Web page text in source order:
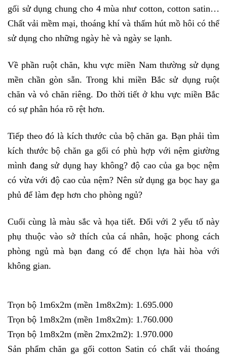
gối sử dụng chung cho 4 mùa như cotton, cotton satin…
Chất vải mềm mại, thoáng khí và thấm hút mồ hôi có thể
sử dụng cho những ngày hè và ngày se lạnh.
Về phần ruột chăn, khu vực miền Nam thường sử dụng
mền chần gòn sẵn. Trong khi miền Bắc sử dụng ruột
chăn và vỏ chăn riêng. Do thời tiết ở khu vực miền Bắc
có sự phân hóa rõ rệt hơn.
Tiếp theo đó là kích thước của bộ chăn ga. Bạn phải tìm
kích thước bộ chăn ga gối có phù hợp với nệm giường
mình đang sử dụng hay không? độ cao của ga bọc nệm
có vừa với độ cao của nệm? Nên sử dụng ga bọc hay ga
phủ để làm đẹp hơn cho phòng ngủ?
Cuối cùng là màu sắc và họa tiết. Đối với 2 yếu tố này
phụ thuộc vào sở thích của cá nhân, hoặc phong cách
phòng ngủ mà bạn đang có để chọn lựa hài hòa với
không gian.
Trọn bộ 1m6x2m (mền 1m8x2m): 1.695.000
Trọn bộ 1m8x2m (mền 1m8x2m): 1.760.000
Trọn bộ 1m8x2m (mền 2mx2m2): 1.970.000
Sản phẩm chăn ga gối cotton Satin có chất vải thoáng